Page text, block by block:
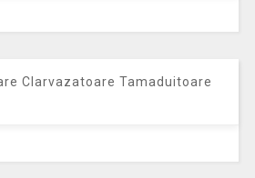
Clarvazatoare Tamaduitoare